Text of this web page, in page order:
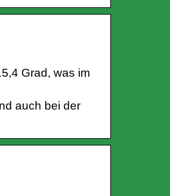
Grad, was im
auch bei der